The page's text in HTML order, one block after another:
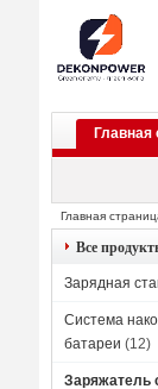
Главная
Главная
сенсорным
Все
Зарядная
Система
батареи (12)
Заряжатель